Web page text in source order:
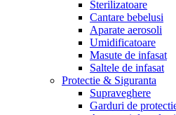
Sterilizatoare
Cantare bebelusi
Aparate aerosoli
Umidificatoare
Masute de infasat
Saltele de infasat
Protectie & Siguranta
Supraveghere
Garduri de